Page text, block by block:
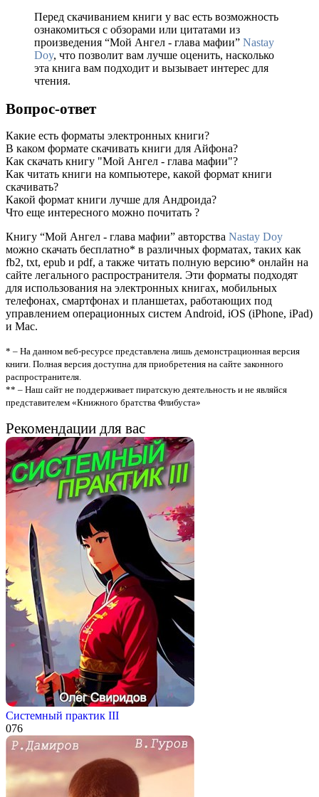
Перед скачиванием книги у вас есть возможность
ознакомиться с обзорами или цитатами из
произведения “Мой Ангел - глава мафии” Nastay
Doy, что позволит вам лучше оценить, насколько
эта книга вам подходит и вызывает интерес для
чтения.
Вопрос-ответ
Какие есть форматы электронных книги?
В каком формате скачивать книги для Айфона?
Как скачать книгу "Мой Ангел - глава мафии"?
Как читать книги на компьютере, какой формат книги
скачивать?
Какой формат книги лучше для Андроида?
Что еще интересного можно почитать ?
Книгу “Мой Ангел - глава мафии” авторства Nastay Doy
можно скачать бесплатно* в различных форматах, таких как
fb2, txt, epub и pdf, а также читать полную версию* онлайн на
сайте легального распространителя. Эти форматы подходят
для использования на электронных книгах, мобильных
телефонах, смартфонах и планшетах, работающих под
управлением операционных систем Android, iOS (iPhone, iPad)
и Mac.
* – На данном веб-ресурсе представлена лишь демонстрационная версия
книги. Полная версия доступна для приобретения на сайте законного
распространителя.
** – Наш сайт не поддерживает пиратскую деятельность и не являйся
представителем «Книжного братства Флибуста»
Рекомендации для вас
Системный практик III
076